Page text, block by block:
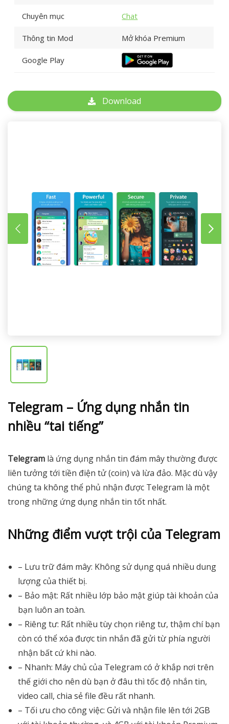
Chuyên mục Chat
Thông tin Mod Mở khóa Premium
Google Play
Download
Telegram – Ứng dụng nhắn tin
nhiều “tai tiếng”
Telegram là ứng dụng nhắn tin đám mây thường được
liên tưởng tới tiền điện tử (coin) và lừa đảo. Mặc dù vậy
chúng ta không thể phủ nhận được Telegram là một
trong những ứng dụng nhắn tin tốt nhất.
Những điểm vượt trội của Telegram
– Lưu trữ đám mây: Không sử dụng quá nhiều dung
lượng của thiết bị.
– Bảo mật: Rất nhiều lớp bảo mật giúp tài khoản của
bạn luôn an toàn.
– Riêng tư: Rất nhiều tùy chọn riêng tư, thậm chí bạn
còn có thể xóa được tin nhắn đã gửi từ phía người
nhận bất cứ khi nào.
– Nhanh: Máy chủ của Telegram có ở khắp nơi trên
thế giới cho nên dù bạn ở đâu thì tốc độ nhắn tin,
video call, chia sẻ file đều rất nhanh.
– Tối ưu cho công việc: Gửi và nhận file lên tới 2GB